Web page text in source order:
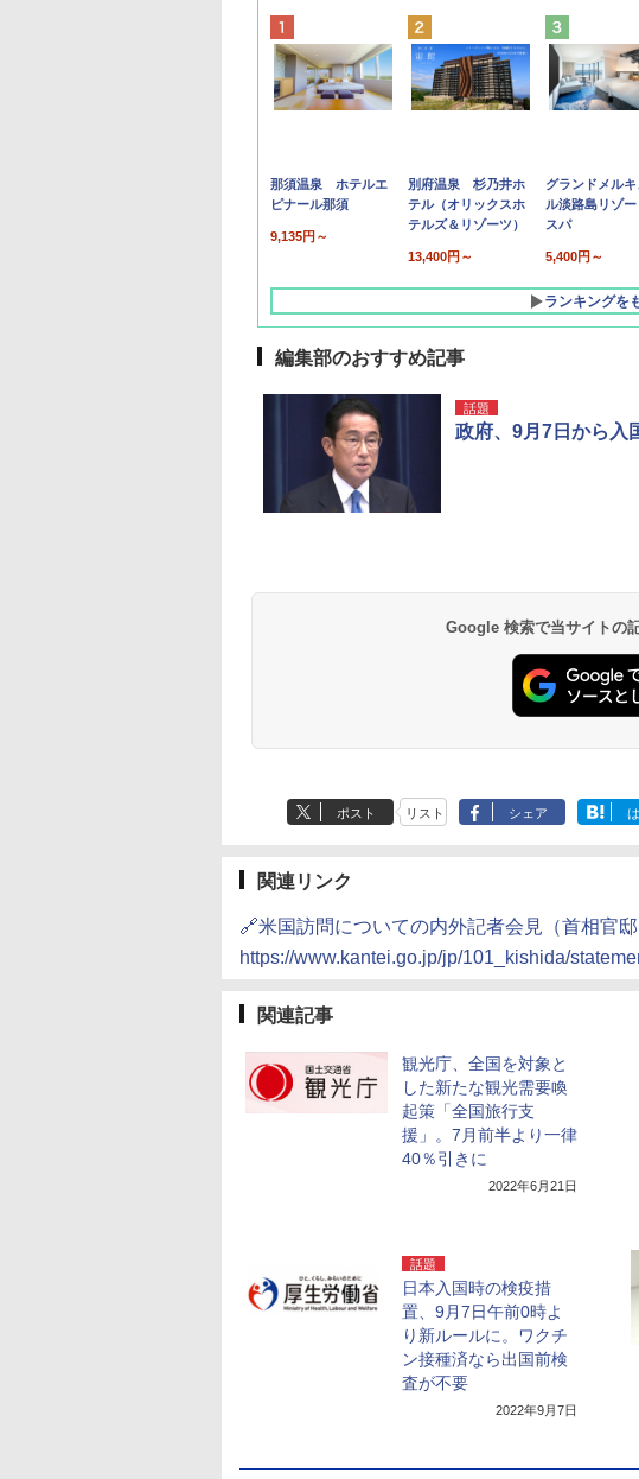
那須温泉 ホテルエ
ピナール那須
9,135円～
別府温泉 杉乃井ホ
テル（オリックスホ
テルズ＆リゾーツ）
13,400円～
グランドメル
ル淡路島リゾー
スパ
5,400円～
ランキングを
10,450円～
19,541円～
7,950円～
5,758円～
編集部のおすすめ記事
話題
政府、9月7日から入
Google 検索で当サイトの
ポスト リスト シェア
関連リンク
🔗米国訪問についての内外記者会見（首相官邸
https://www.kantei.go.jp/jp/101_kishida/
関連記事
観光庁、全国を対象と
した新たな観光需要喚
起策「全国旅行支
援」。7月前半より一律
40％引きに
2022年6月21日
話題
日本入国時の検疫措
置、9月7日午前0時よ
り新ルールに。ワクチ
ン接種済なら出国前検
査が不要
2022年9月7日